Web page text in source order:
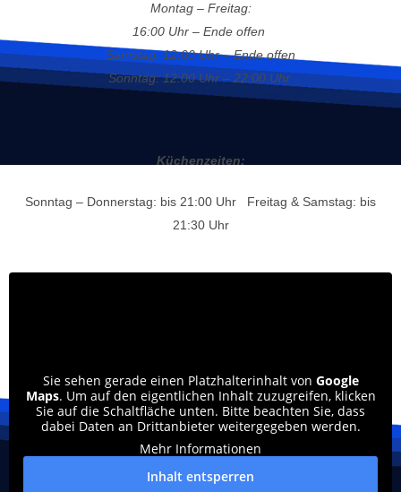
Montag – Freitag:
16:00 Uhr – Ende offen
Samstag: 12:00 Uhr – Ende offen
Sonntag: 12:00 Uhr – 22:00 Uhr
Küchenzeiten:
Sonntag – Donnerstag: bis 21:00 Uhr Freitag & Samstag: bis
21:30 Uhr
Sie sehen gerade einen Platzhalterinhalt von Google
Maps. Um auf den eigentlichen Inhalt zuzugreifen, klicken
Sie auf die Schaltfläche unten. Bitte beachten Sie, dass
dabei Daten an Drittanbieter weitergegeben werden.
Mehr Informationen
Inhalt entsperren